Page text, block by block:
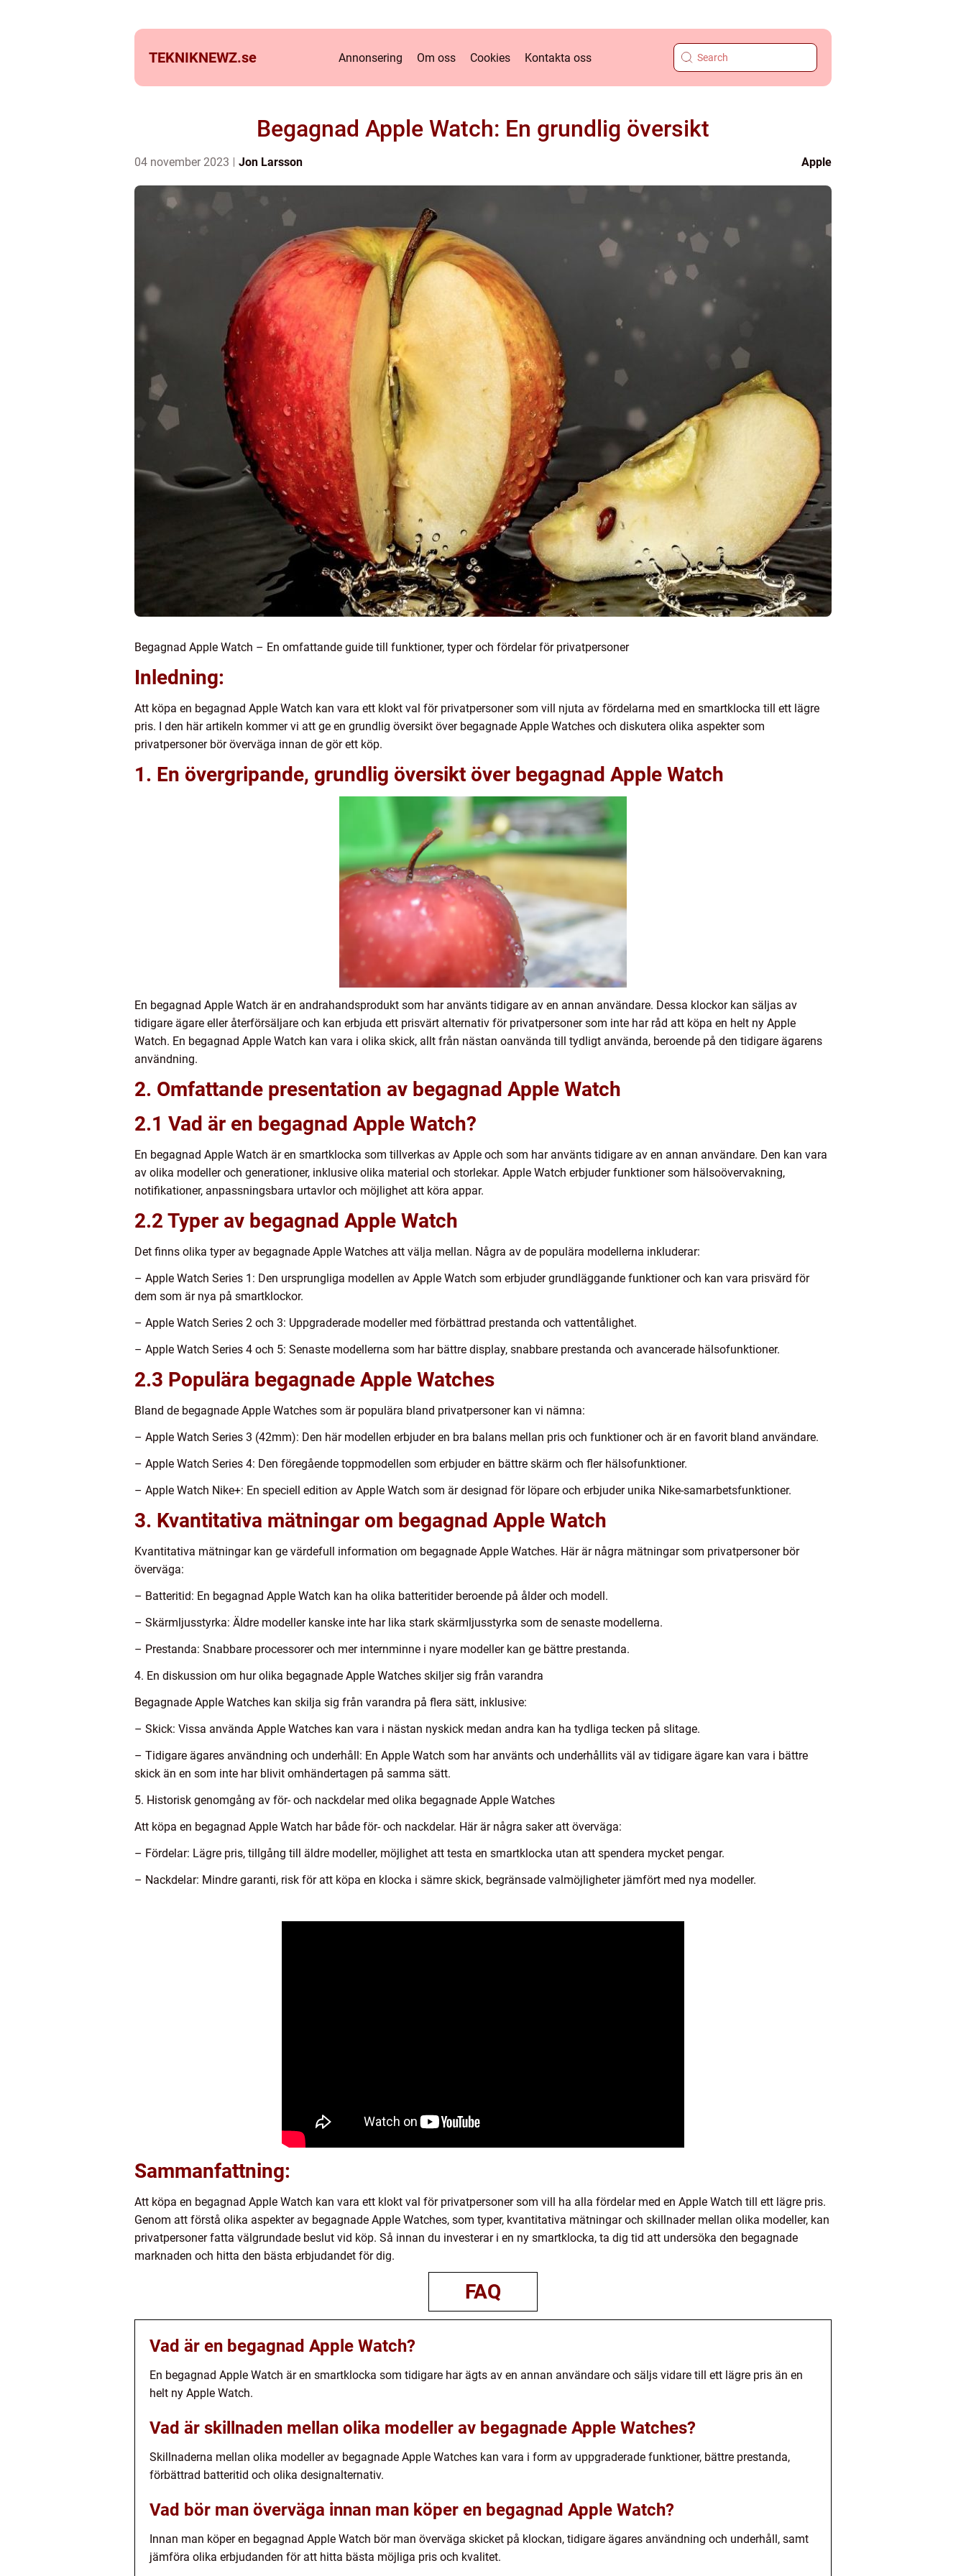
TEKNIKNEWZ.se Annonsering Om oss Cookies Kontakta oss
Begagnad Apple Watch: En grundlig översikt
04 november 2023 Jon Larsson Apple
Begagnad Apple Watch – En omfattande guide till funktioner, typer och fördelar för privatpersoner
Inledning:
Att köpa en begagnad Apple Watch kan vara ett klokt val för privatpersoner som vill njuta av fördelarna med en smartklocka till ett lägre
pris. I den här artikeln kommer vi att ge en grundlig översikt över begagnade Apple Watches och diskutera olika aspekter som
privatpersoner bör överväga innan de gör ett köp.
1. En övergripande, grundlig översikt över begagnad Apple Watch
En begagnad Apple Watch är en andrahandsprodukt som har använts tidigare av en annan användare. Dessa klockor kan säljas av
tidigare ägare eller återförsäljare och kan erbjuda ett prisvärt alternativ för privatpersoner som inte har råd att köpa en helt ny Apple
Watch. En begagnad Apple Watch kan vara i olika skick, allt från nästan oanvända till tydligt använda, beroende på den tidigare ägarens
användning.
2. Omfattande presentation av begagnad Apple Watch
2.1 Vad är en begagnad Apple Watch?
En begagnad Apple Watch är en smartklocka som tillverkas av Apple och som har använts tidigare av en annan användare. Den kan vara
av olika modeller och generationer, inklusive olika material och storlekar. Apple Watch erbjuder funktioner som hälsoövervakning,
notifikationer, anpassningsbara urtavlor och möjlighet att köra appar.
2.2 Typer av begagnad Apple Watch
Det finns olika typer av begagnade Apple Watches att välja mellan. Några av de populära modellerna inkluderar:
– Apple Watch Series 1: Den ursprungliga modellen av Apple Watch som erbjuder grundläggande funktioner och kan vara prisvärd för
dem som är nya på smartklockor.
– Apple Watch Series 2 och 3: Uppgraderade modeller med förbättrad prestanda och vattentålighet.
– Apple Watch Series 4 och 5: Senaste modellerna som har bättre display, snabbare prestanda och avancerade hälsofunktioner.
2.3 Populära begagnade Apple Watches
Bland de begagnade Apple Watches som är populära bland privatpersoner kan vi nämna:
– Apple Watch Series 3 (42mm): Den här modellen erbjuder en bra balans mellan pris och funktioner och är en favorit bland användare.
– Apple Watch Series 4: Den föregående toppmodellen som erbjuder en bättre skärm och fler hälsofunktioner.
– Apple Watch Nike+: En speciell edition av Apple Watch som är designad för löpare och erbjuder unika Nike-samarbetsfunktioner.
3. Kvantitativa mätningar om begagnad Apple Watch
Kvantitativa mätningar kan ge värdefull information om begagnade Apple Watches. Här är några mätningar som privatpersoner bör
överväga:
– Batteritid: En begagnad Apple Watch kan ha olika batteritider beroende på ålder och modell.
– Skärmljusstyrka: Äldre modeller kanske inte har lika stark skärmljusstyrka som de senaste modellerna.
– Prestanda: Snabbare processorer och mer internminne i nyare modeller kan ge bättre prestanda.
4. En diskussion om hur olika begagnade Apple Watches skiljer sig från varandra
Begagnade Apple Watches kan skilja sig från varandra på flera sätt, inklusive:
– Skick: Vissa använda Apple Watches kan vara i nästan nyskick medan andra kan ha tydliga tecken på slitage.
– Tidigare ägares användning och underhåll: En Apple Watch som har använts och underhållits väl av tidigare ägare kan vara i bättre
skick än en som inte har blivit omhändertagen på samma sätt.
5. Historisk genomgång av för- och nackdelar med olika begagnade Apple Watches
Att köpa en begagnad Apple Watch har både för- och nackdelar. Här är några saker att överväga:
– Fördelar: Lägre pris, tillgång till äldre modeller, möjlighet att testa en smartklocka utan att spendera mycket pengar.
– Nackdelar: Mindre garanti, risk för att köpa en klocka i sämre skick, begränsade valmöjligheter jämfört med nya modeller.
Sammanfattning:
Att köpa en begagnad Apple Watch kan vara ett klokt val för privatpersoner som vill ha alla fördelar med en Apple Watch till ett lägre pris.
Genom att förstå olika aspekter av begagnade Apple Watches, som typer, kvantitativa mätningar och skillnader mellan olika modeller, kan
privatpersoner fatta välgrundade beslut vid köp. Så innan du investerar i en ny smartklocka, ta dig tid att undersöka den begagnade
marknaden och hitta den bästa erbjudandet för dig.
FAQ
Vad är en begagnad Apple Watch?
En begagnad Apple Watch är en smartklocka som tidigare har ägts av en annan användare och säljs vidare till ett lägre pris än en
helt ny Apple Watch.
Vad är skillnaden mellan olika modeller av begagnade Apple Watches?
Skillnaderna mellan olika modeller av begagnade Apple Watches kan vara i form av uppgraderade funktioner, bättre prestanda,
förbättrad batteritid och olika designalternativ.
Vad bör man överväga innan man köper en begagnad Apple Watch?
Innan man köper en begagnad Apple Watch bör man överväga skicket på klockan, tidigare ägares användning och underhåll, samt
jämföra olika erbjudanden för att hitta bästa möjliga pris och kvalitet.